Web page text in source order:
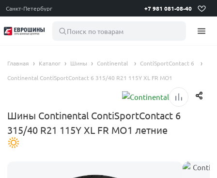
Санкт-Петербург +7 981 081-08-40
Поиск по товарам
Главная Каталог Шины Continental
ContiSportContact 6
Continental ContiSportContact 6 315/40 R21 115Y XL FR MO1
Шины Continental ContiSportContact 6
315/40 R21 115Y XL FR MO1 летние